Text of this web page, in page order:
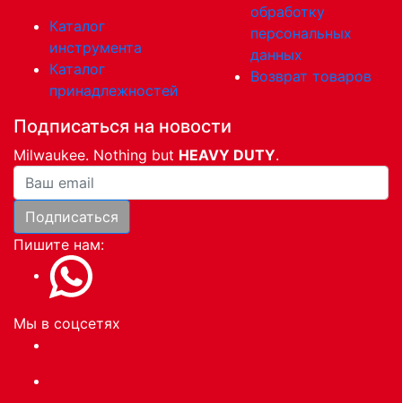
Каталог
инструмента
Каталог
принадлежностей
обработку
персональных
данных
Возврат товаров
Подписаться на новости
Milwaukee. Nothing but HEAVY DUTY.
Ваша почта
Подписаться
Пишите нам:
Мы в соцсетях